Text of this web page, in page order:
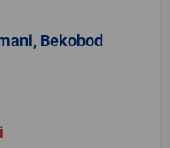
Bekobod